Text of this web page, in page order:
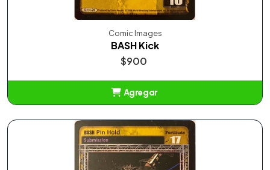
Comic Images
BASH Kick
$900
Agregar